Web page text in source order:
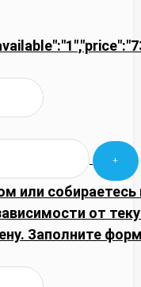
или
от
Заполните